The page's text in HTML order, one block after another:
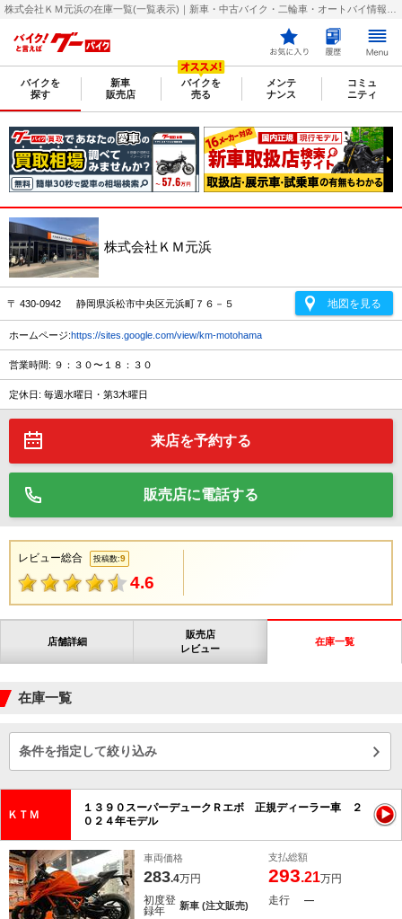
バイクを
探す
新車
販売店
バイクを
売る
メンテ
ナンス
コミュ
ニティ
株式会社ＫＭ元浜
〒 430-0942 静岡県浜松市中央区元浜町７６－５ 地図を見る
ホームページ:https://sites.google.com/view/km-motohama
営業時間: ９：３０〜１８：３０
定休日: 毎週水曜日・第3木曜日
来店を予約する
販売店に電話する
レビュー総合 投稿数:9
4.6
店舗詳細
販売店
レビュー
在庫一覧
在庫一覧
条件を指定して絞り込み
ＫＴＭ
１３９０スーパーデュークＲエボ 正規ディーラー車 ２
０２４年モデル
車両価格
283.4万円
支払総額
293.21万円
初度登
録年
新車 (注文販売) 走行 ―